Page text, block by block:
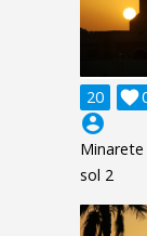
20 
account_circle
sol 2